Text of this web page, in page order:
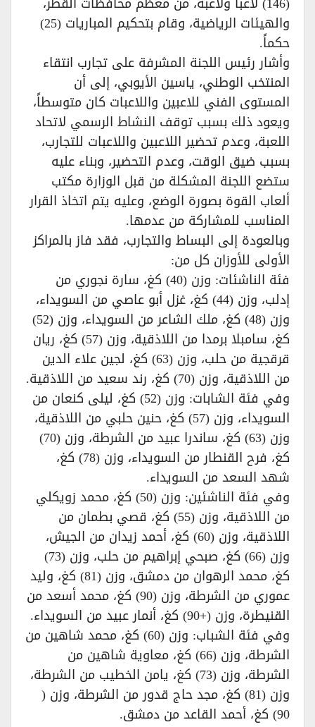
والهيئات الرياضية، وقام بتحكيم المباريات (25)
حكماً.
وأشار رئيس اللجنة المشرفة على تجارب انتقاء
المنتخب الوطني، ياسين الأيوبي، إلى أن
المستوى الفني للاعبين واللاعبات كان متوسطاً،
ويعود ذلك بسبب توقف النشاط الرسمي لاتحاد
اللعبة، وعدم تحضير اللاعبين واللاعبات للتجارب،
بسبب ضيق الوقت، وعدم التحضير، وبناء عليه
ستضع اللجنة المشكلة من قبل الوزارة مكتب
ألعاب القوة بصورة الوضع، وعليه يتم اتخاذ القرار
المناسب للمشاركة من عدمها.
وبالعودة إلى البساط والتجارب، فقد فاز بالمراكز
الأولى للأوزان كل من:
فئة الناشئات: وزن (40) كغ، سارة نجوري من
إدلب، وزن (44) كغ، غزل أبو عاصي من السويداء،
وزن (48) كغ، ملك الشاعر من السويداء، وزن (52)
كغ، سامبلا برمدا من اللاذقية، وزن (57) كغ، ريان
قرقجية من حلب، وزن (63) كغ، لجين علاء الدين
من اللاذقية، وزن (70) كغ، رند سعيد من اللاذقية.
وفي فئة الشابات: وزن (52) كغ، ليلى كنعان من
السويداء، وزن (57) كغ، حنين حلبي من اللاذقية،
وزن (63) كغ، ساندرا عبيد من الشرطة، وزن (70)
كغ، فرح القنطار من السويداء، وزن (78) كغ،
شهد السعد من السويداء.
وفي فئة الناشئين: وزن (50) كغ، محمد زويكلي
من اللاذقية، وزن (55) كغ، قصي بطمان من
اللاذقية، وزن (60) كغ، أحمد زيدان من الجيش،
وزن (66) كغ، صبحي إبراهيم من حلب، وزن (73)
كغ، محمد الرهوان من دمشق، وزن (81) كغ، وليد
عموري من الشرطة، وزن (90) كغ، محمد أسعد من
القنيطرة، وزن (+90) كغ، أنمار عبيد من السويداء.
وفي فئة الشباب: وزن (60) كغ، محمد شاهين من
الشرطة، وزن (66) كغ، معاوية شاهين من
الشرطة، وزن (73) كغ، يامن الخطيب من الشرطة،
وزن (81) كغ، مجد حاج قدور من الشرطة، وزن (
90) كغ، أحمد القاعد من دمشق.